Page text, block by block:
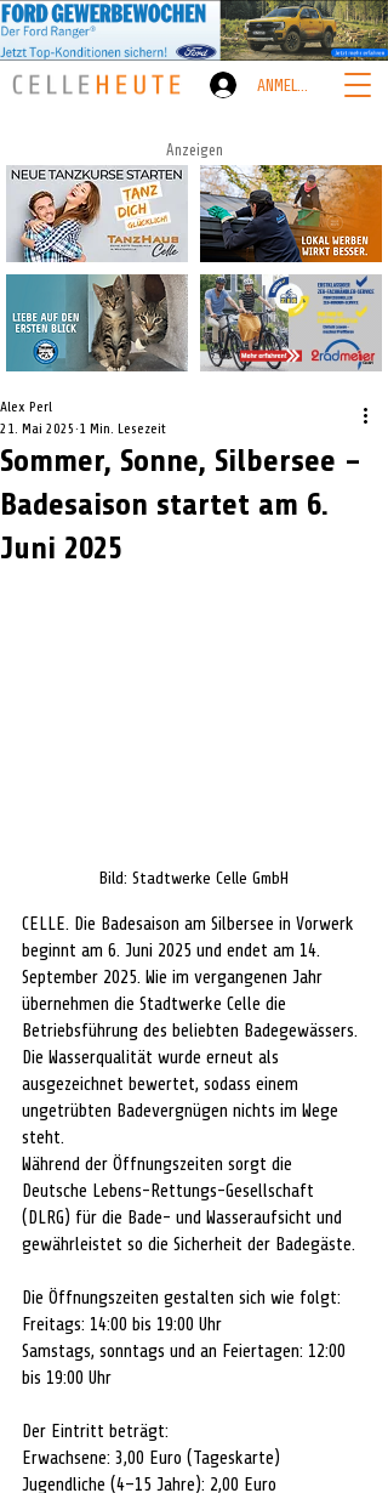
ANMELDEN
Anzeigen
Sommer, Sonne, Silbersee –
Badesaison startet am 6.
Juni 2025
Alex Perl
21. Mai 2025 1 Min. Lesezeit
Bild: Stadtwerke Celle GmbH
CELLE. Die Badesaison am Silbersee in Vorwerk
beginnt am 6. Juni 2025 und endet am 14.
September 2025. Wie im vergangenen Jahr
übernehmen die Stadtwerke Celle die
Betriebsführung des beliebten Badegewässers.
Die Wasserqualität wurde erneut als
ausgezeichnet bewertet, sodass einem
ungetrübten Badevergnügen nichts im Wege
steht.
Während der Öffnungszeiten sorgt die
Deutsche Lebens-Rettungs-Gesellschaft
(DLRG) für die Bade- und Wasseraufsicht und
gewährleistet so die Sicherheit der Badegäste.
Die Öffnungszeiten gestalten sich wie folgt:
Freitags: 14:00 bis 19:00 Uhr
Samstags, sonntags und an Feiertagen: 12:00
bis 19:00 Uhr
Der Eintritt beträgt:
Erwachsene: 3,00 Euro (Tageskarte)
Jugendliche (4–15 Jahre): 2,00 Euro